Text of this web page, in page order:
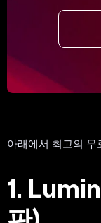
아래에서 최고의 무
1.